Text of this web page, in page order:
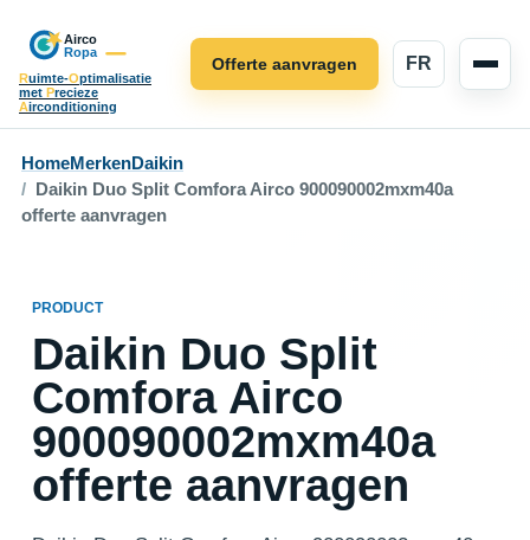
Ruimte-Optimalisatie
met Precieze
Airconditioning
FR
Offerte aanvragen
HomeMerkenDaikin
Daikin Duo Split Comfora Airco 900090002mxm40a
offerte aanvragen
PRODUCT
Daikin Duo Split
Comfora Airco
900090002mxm40a
offerte aanvragen